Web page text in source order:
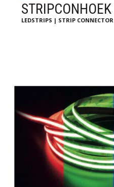
STRIPCONHOEK
LEDSTRIPS | STRIP CONNECTOR